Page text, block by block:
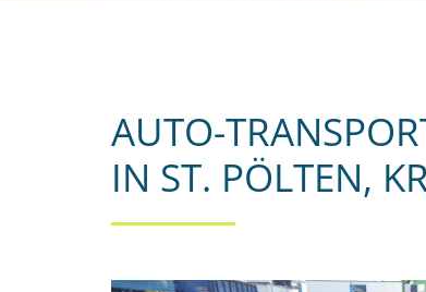
AUTO-
IN ST. PÖLTEN,